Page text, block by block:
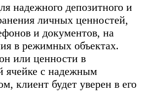
надежного депозитного и
личных ценностей,
и документов, на
в режимных объектах.
или ценности в
ячейке с надежным
клиент будет уверен в его